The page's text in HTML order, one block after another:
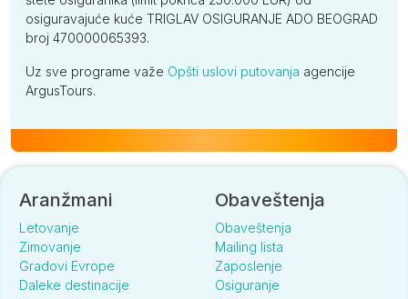
osiguravajuće kuće TRIGLAV OSIGURANJE ADO BEOGRAD
broj 470000065393.
Uz sve programe važe Opšti uslovi putovanja agencije
ArgusTours.
Aranžmani
Letovanje
Zimovanje
Gradovi Evrope
Daleke destinacije
Obaveštenja
Obaveštenja
Mailing lista
Zaposlenje
Osiguranje